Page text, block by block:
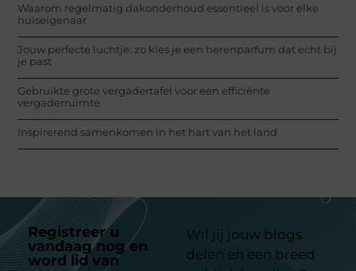
Waarom regelmatig dakonderhoud essentieel is voor elke
huiseigenaar
Jouw perfecte luchtje: zo kies je een herenparfum dat echt bij
je past
Gebruikte grote vergadertafel voor een efficiënte
vergaderruimte
Inspirerend samenkomen in het hart van het land
Registreer u
vandaag nog en
word lid van
Wil jij jouw blogs
delen en een breed